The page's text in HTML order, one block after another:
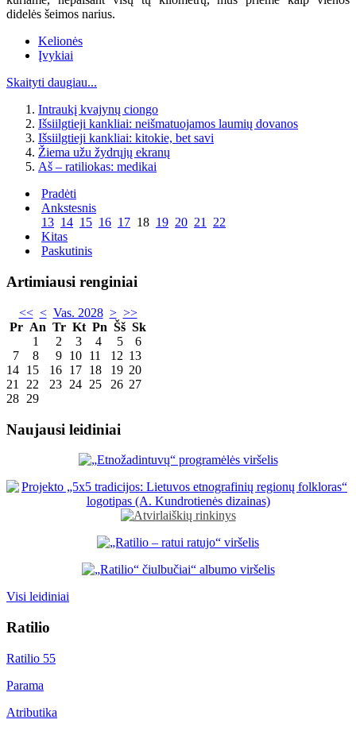
didelės šeimos narius.
Kelionės
Įvykiai
Skaityti daugiau...
Intraukį kvajynų ciongo
Išsiilgtieji kankliai: neišmatuojamos laumių dovanos
Išsiilgtieji kankliai: kitokie, bet savi
Žiema užu žydrųjų ekranų
Aš – ratiliokas: medikai
Pradėti
Ankstesnis
13 14 15 16 17 18 19 20 21 22
Kitas
Paskutinis
Artimiausi renginiai
<< < Vas. 2028 > >>
Pr An Tr Kt Pn Šš Sk
1
2 3 4 5
6
7
8 9 10 11 12 13
14 15 16 17 18 19 20
21
22 23 24 25 26 27
28 29
Naujausi leidiniai
Visi leidiniai
Ratilio
Ratilio 55
Parama
Atributika